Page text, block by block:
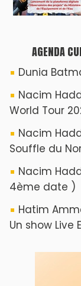
AGENDA
Dunia
Nacim
World Tour
Nacim
Souffle du
Nacim
4ème date )
Hatim
Un show Live